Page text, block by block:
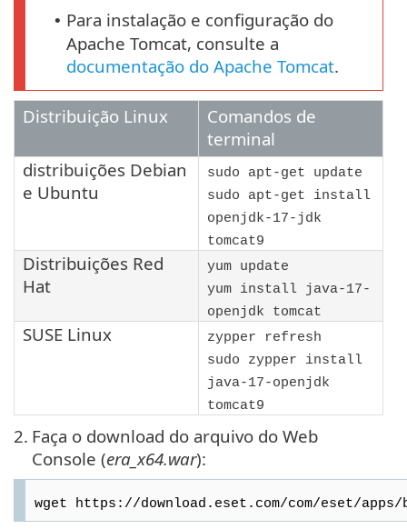
• Para instalação e configuração do
Apache Tomcat, consulte a
documentação do Apache Tomcat.
Distribuição Linux
Comandos de
terminal
distribuições Debian
e Ubuntu
sudo apt-get update
sudo apt-get install
openjdk-17-jdk
tomcat9
Distribuições Red
Hat
yum update
yum install java-17-
openjdk tomcat
SUSE Linux
zypper refresh
sudo zypper install
java-17-openjdk
tomcat9
2. Faça o download do arquivo do Web
Console (era_x64.war):
wget https://download.eset.com/com/eset/